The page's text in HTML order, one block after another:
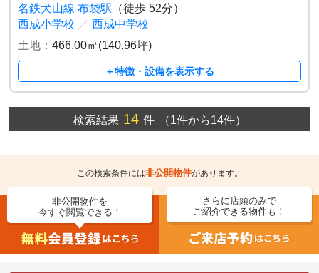
名鉄犬山線 布袋駅 （徒歩 52分）
西成小学校 ／ 西成中学校
土地：466.00㎡(140.96坪)
＋特徴・設備を表示する
検索結果14 件 （1件から14件）
この検索条件には非公開物件があります。
非公開物件を
今すぐ閲覧できる！
さらに店頭のみで
ご紹介できる物件も！